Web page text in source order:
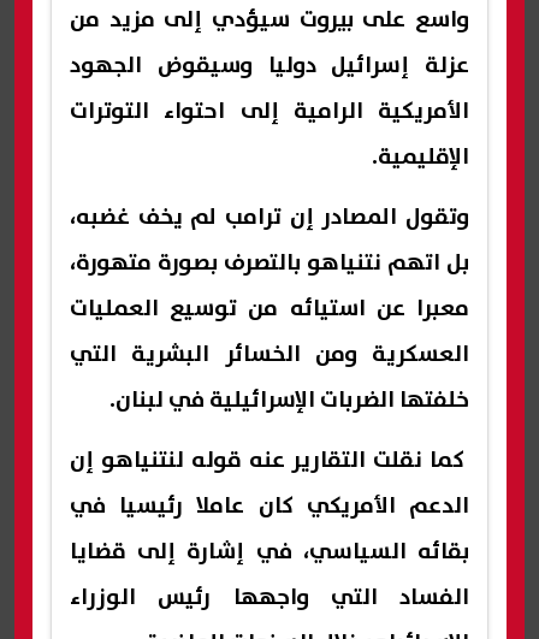
واسع على بيروت سيؤدي إلى مزيد من
عزلة إسرائيل دوليا وسيقوض الجهود
الأمريكية الرامية إلى احتواء التوترات
الإقليمية.
وتقول المصادر إن ترامب لم يخف غضبه،
بل اتهم نتنياهو بالتصرف بصورة متهورة،
معبرا عن استيائه من توسيع العمليات
العسكرية ومن الخسائر البشرية التي
خلفتها الضربات الإسرائيلية في لبنان.
كما نقلت التقارير عنه قوله لنتنياهو إن
الدعم الأمريكي كان عاملا رئيسيا في
بقائه السياسي، في إشارة إلى قضايا
الفساد التي واجهها رئيس الوزراء